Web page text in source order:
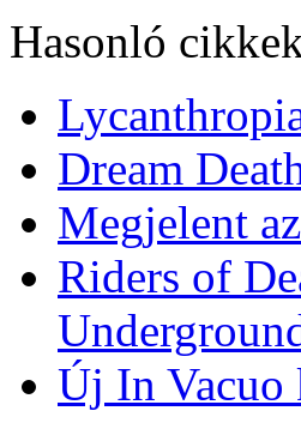
Hasonló
Dream
Megjelent
Riders of
Új In Vacuo